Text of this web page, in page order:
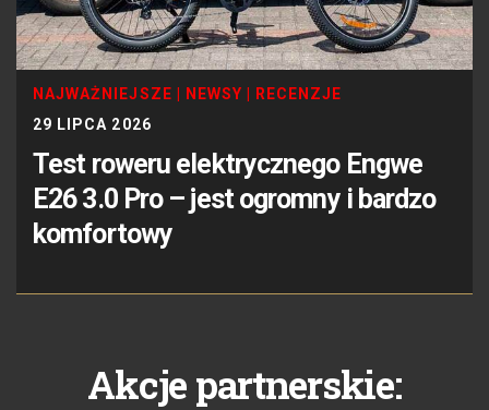
NAJWAŻNIEJSZE NEWSY
RECENZJE
29 LIPCA 2026
Test roweru elektrycznego Engwe
E26 3.0 Pro – jest ogromny i bardzo
komfortowy
Akcje partnerskie: